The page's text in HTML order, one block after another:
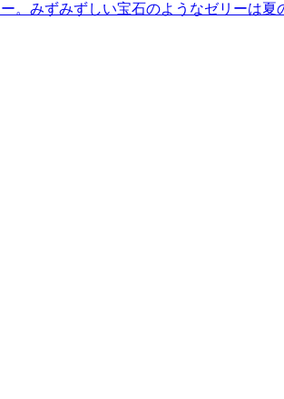
みずみずしい宝石のようなゼリーは夏